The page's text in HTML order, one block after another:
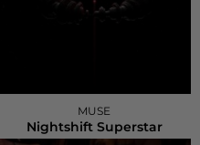
MUSE
Nightshift Superstar